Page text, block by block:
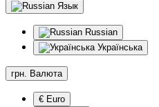
Язык
Russian
Українська
грн. Валюта
€ Euro